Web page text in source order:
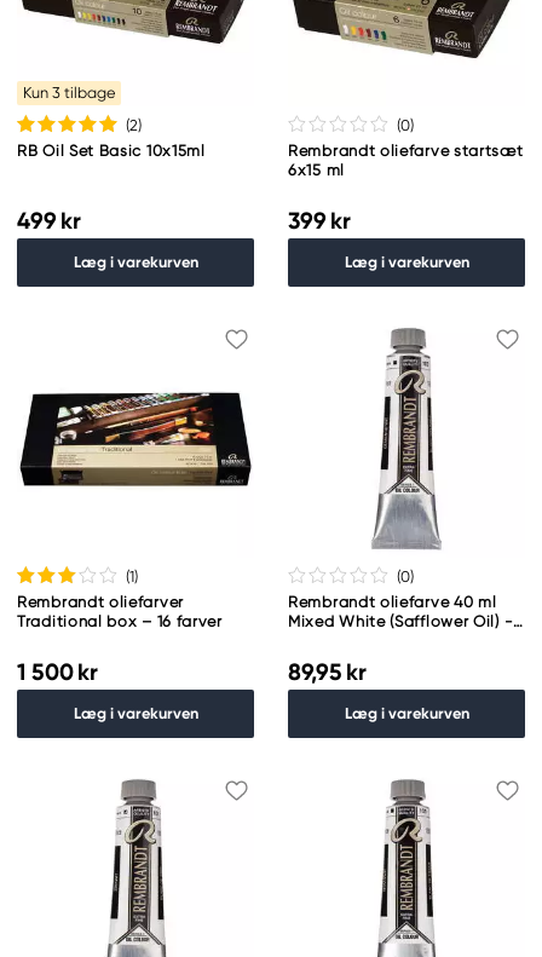
Kun 3 tilbage
(2)
RB Oil Set Basic 10x15ml
499 kr
Læg i varekurven
(0)
Rembrandt oliefarve startsæt
6x15 ml
399 kr
Læg i varekurven
(1)
Rembrandt oliefarver
Traditional box – 16 farver
1 500 kr
Læg i varekurven
(0)
Rembrandt oliefarve 40 ml
Mixed White (Safflower Oil) -
89,95 kr
Læg i varekurven